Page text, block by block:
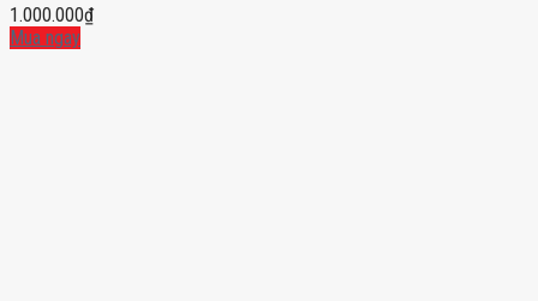
1.000.000₫
Mua ngay